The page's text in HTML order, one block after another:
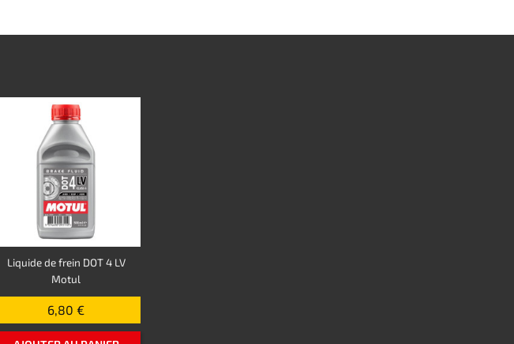
Liquide de frein DOT 4 LV
Motul
6,80 €